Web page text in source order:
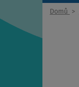
Domů >